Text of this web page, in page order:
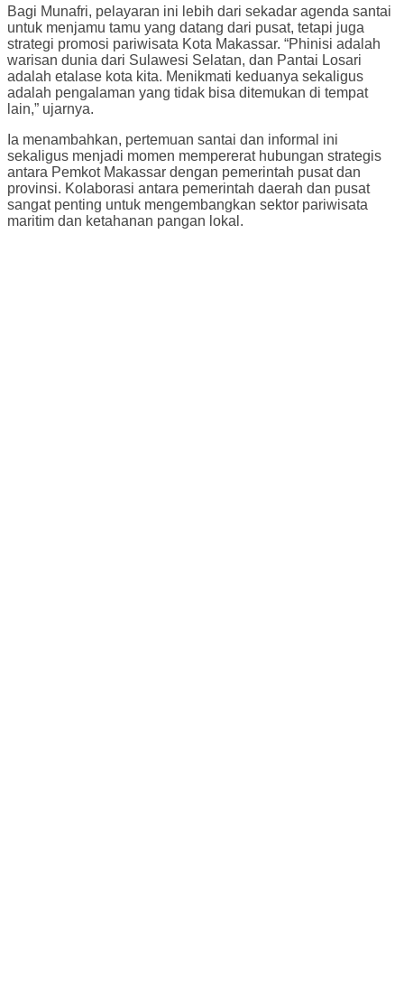
Bagi Munafri, pelayaran ini lebih dari sekadar agenda santai
untuk menjamu tamu yang datang dari pusat, tetapi juga
strategi promosi pariwisata Kota Makassar. “Phinisi adalah
warisan dunia dari Sulawesi Selatan, dan Pantai Losari
adalah etalase kota kita. Menikmati keduanya sekaligus
adalah pengalaman yang tidak bisa ditemukan di tempat
lain,” ujarnya.
Ia menambahkan, pertemuan santai dan informal ini
sekaligus menjadi momen mempererat hubungan strategis
antara Pemkot Makassar dengan pemerintah pusat dan
provinsi. Kolaborasi antara pemerintah daerah dan pusat
sangat penting untuk mengembangkan sektor pariwisata
maritim dan ketahanan pangan lokal.